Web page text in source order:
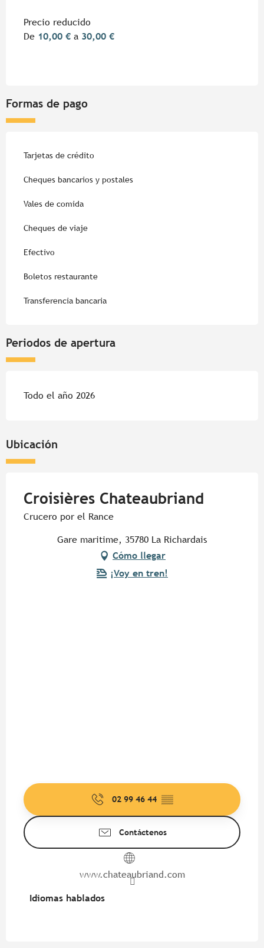
Precio reducido
De 10,00 € a 30,00 €
Formas de pago
Tarjetas de crédito
Cheques bancarios y postales
Vales de comida
Cheques de viaje
Efectivo
Boletos restaurante
Transferencia bancaria
Periodos de apertura
Todo el año 2026
Ubicación
Croisières Chateaubriand
Crucero por el Rance
Gare maritime, 35780 La Richardais
Cómo llegar
¡Voy en tren!
02 99 46 44 ▒▒
Contáctenos
www.chateaubriand.com
Idiomas hablados
Idiomas hablados